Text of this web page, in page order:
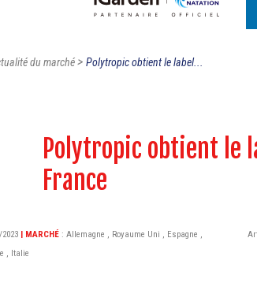
du marché> Polytropic obtient le label...
Polytropic obtient le
France
| MARCHÉ : Allemagne , Royaume Uni , Espagne ,
, Italie